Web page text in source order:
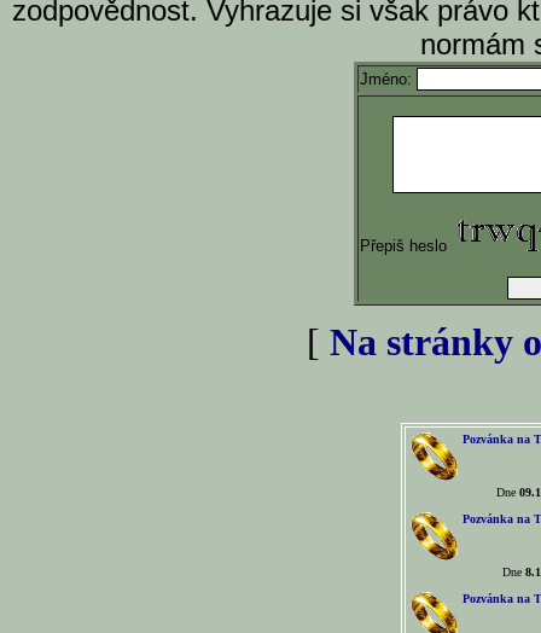
zodpovědnost. Vyhrazuje si však právo
normám
Jméno:
Přepiš heslo
[ Na stránky
Pozvánka na
Dne
Pozvánka na
Dne
Pozvánka na